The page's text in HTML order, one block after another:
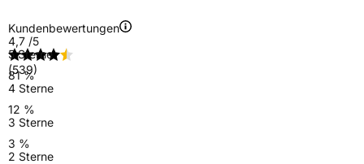
Kundenbewertungen
4,7 /5
(539)
5 Sterne
81 %
4 Sterne
12 %
3 Sterne
3 %
2 Sterne